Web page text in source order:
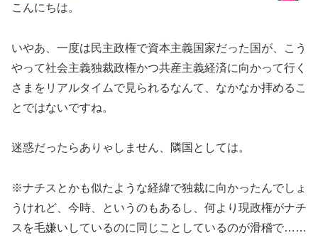
こんにちは。
いやあ、一度は民主政権で資本主義国家だった国が、こう
やって社会主義独裁政権かつ共産主義経済に向かって行く
さまをリアルタイムで見られるなんて、なかなか拝めるこ
とではないですね。
迷惑だったらありゃしません、隣国としては。
※ナチスとかも似たような経緯で独裁に向かったんでしょ
うけれど、今時、というのもあるし、何より現政権がナチ
スを毛嫌いしているのに同じことしているのが滑稽で……